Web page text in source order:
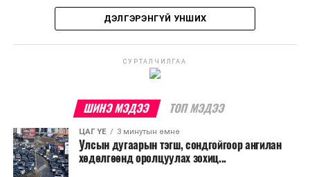
өвөр говь болон говийн бүс нутгийн зүүн хэсгээр 27-
32 хэм, бусад нутгаар 21-26 хэм дулаан байна.
орохгүй. Салхи баруун хойноос секундэд 4-9 метр.
БАГАНУУР ОРЧМООР:Үүл багасна, бороо орохгүй.
Салхи баруун хойноос секундэд 5-10 метр. Өдөртөө
19-21 хэм дулаан байна.
ДЭЛГЭРЭНГҮЙ УНШИХ
СУРТАЛЧИЛГАА
ШИНЭ МЭДЭЭ ТОП МЭДЭЭ
ЦАГ ҮЕ 3 минутын өмнө
Улсын дугаарын тэгш, сондгойгоор ангилан
хөдөлгөөнд оролцуулах зохиц...